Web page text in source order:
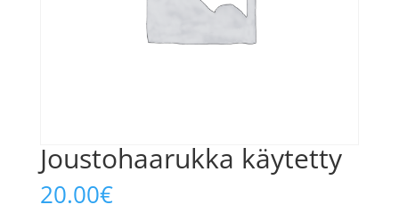
Joustohaarukka käytetty
20.00€